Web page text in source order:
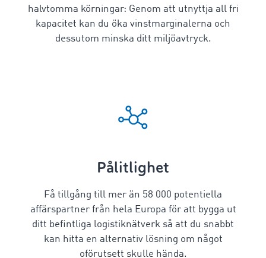
halvtomma körningar: Genom att utnyttja all fri
kapacitet kan du öka vinstmarginalerna och
dessutom minska ditt miljöavtryck.
Pålitlighet
Få tillgång till mer än 58 000 potentiella
affärspartner från hela Europa för att bygga ut
ditt befintliga logistiknätverk så att du snabbt
kan hitta en alternativ lösning om något
oförutsett skulle hända.